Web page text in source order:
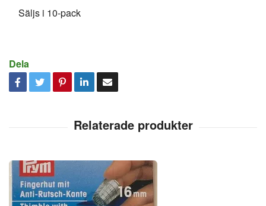
Säljs i 10-pack
Dela